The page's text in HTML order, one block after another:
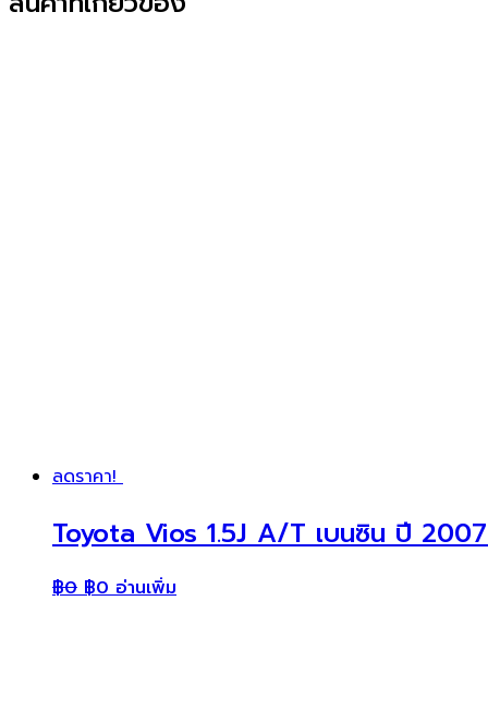
ลดราคา!
Toyota Vios 1.5J A/T เบนซิน ปี
฿0 ฿0 อ่านเพิ่ม